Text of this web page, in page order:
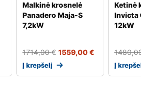
Malkinė krosnelė
Panadero Maja-S
7,2kW
1714,00€ 1559,00€
Į krepšelį
Ketinė
Invicta
12kW
1480,00
Į krepšelį